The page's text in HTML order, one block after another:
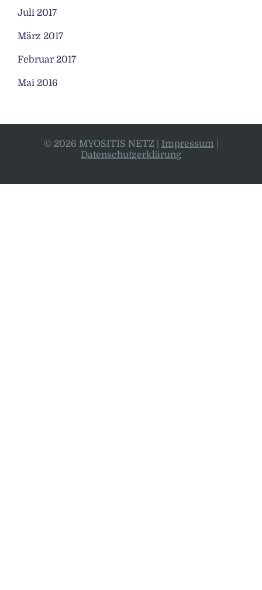
Juli 2017
März 2017
Februar 2017
Mai 2016
© 2026 MYOSITIS NETZ Impressum
Datenschutzerklärung